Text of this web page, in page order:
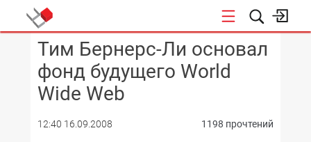
КОНФЕРЕНЦИИ
Тим Бернерс-Ли основал
фонд будущего World
Wide Web
12:40 16.09.2008 1198 прочтений